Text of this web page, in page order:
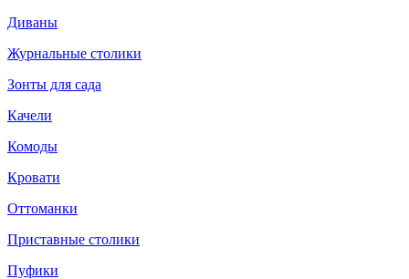
Диваны
Журнальные столики
Зонты для сада
Качели
Комоды
Кровати
Оттоманки
Приставные столики
Пуфики